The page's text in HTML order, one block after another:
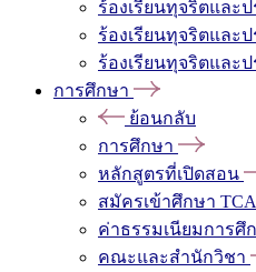
ร้องเรียนทุจริตและ
ร้องเรียนทุจริตและ
ร้องเรียนทุจริตและ
การศึกษา
ย้อนกลับ
การศึกษา
หลักสูตรที่เปิดสอน
สมัครเข้าศึกษา
ค่าธรรมเนียมการศึ
คณะและสำนักวิชา